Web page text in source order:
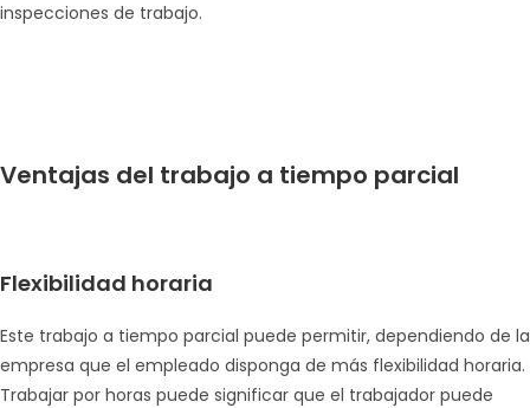
inspecciones de trabajo.
Ventajas del trabajo a tiempo parcial
Flexibilidad horaria
Este trabajo a tiempo parcial puede permitir, dependiendo de la
empresa que el empleado disponga de más flexibilidad horaria.
Trabajar por horas puede significar que el trabajador puede